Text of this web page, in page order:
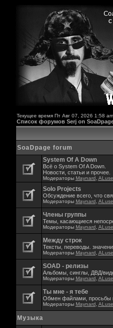
Текущее время Пт Авг 07, 2026 1:58 am
Список форумов Serj on
SoaDpage forum
System Of A Down
Всё о System Of A Down.
Новости, статьи и прочее.
Модераторы Maynard
Solo Projects
Обсуждение всего, что
Модераторы Maynard
Члены группы
Темы, касающиеся
Модераторы Maynard
Между строк
Тексты, переводы.
Модераторы Maynard
SOAD - релизы
Альбомы, синглы, ДВД/
Модераторы Maynard
Ты мне - я тебе
Обмен файлами, просьбы
Модераторы Maynard
Музыка